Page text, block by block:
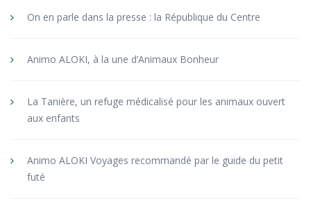
On en parle dans la presse : la République du Centre
Animo ALOKI, à la une d’Animaux Bonheur
La Tanière, un refuge médicalisé pour les animaux ouvert
aux enfants
Animo ALOKI Voyages recommandé par le guide du petit
futé